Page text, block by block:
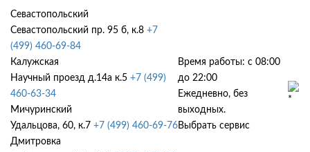
Севастопольский
Севастопольский пр. 95 б, к.8 +7
(499) 460-69-84
Калужская
Научный проезд д.14а к.5 +7 (499)
460-63-34
Мичуринский
Удальцова, 60, к.7 +7 (499) 460-69-76
Дмитровка
Время работы: с 08:00
до 22:00
Ежедневно, без
выходных.
Выбрать сервис